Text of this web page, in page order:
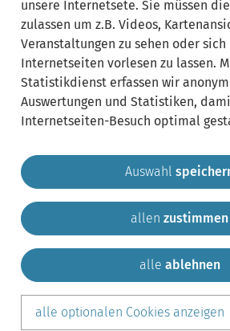
Lebenslagen:
Gemeinde Krailling
Sitemap
teilen auf:
unsere Internetsete. Sie müssen
zulassen um z.B. Videos,
Veranstaltungen zu sehen oder
Internetseiten vorlesen zu lassen.
Statistikdienst erfassen wir
Auswertungen und Statistiken,
Internetseiten-Besuch optimal
Auswahl
allen zustimmen
alle ablehnen
alle optionalen Cookies anzeigen